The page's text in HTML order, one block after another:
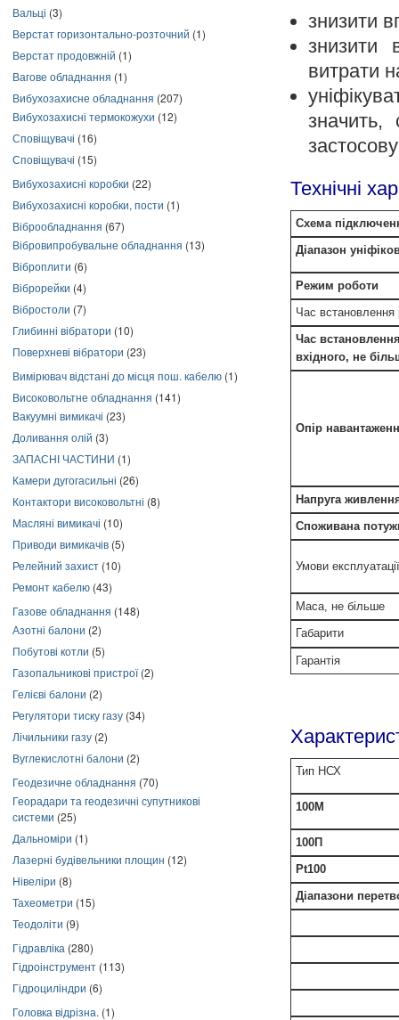
Вальці (3)
Верстат горизонтально-розточний (1)
Верстат продовжній (1)
Вагове обладнання (1)
Вибухозахисне обладнання (207)
Вибухозахисні термокожухи (12)
Сповіщувачі (16)
Сповіщувачі (15)
Вибухозахисні коробки (22)
Вибухозахисні коробки, пости (1)
Віброобладнання (67)
Вібровипробувальне обладнання (13)
Віброплити (6)
Віброрейки (4)
Вібростоли (7)
Глибинні вібратори (10)
Поверхневі вібратори (23)
Вимірювач відстані до місця пош. кабелю (1)
Високовольтне обладнання (141)
Вакуумні вимикачі (23)
Доливання олій (3)
ЗАПАСНІ ЧАСТИНИ (1)
Камери дугогасильні (26)
Контактори високовольтні (8)
Масляні вимикачі (10)
Приводи вимикачів (5)
Релейний захист (10)
Ремонт кабелю (43)
Газове обладнання (148)
Азотні балони (2)
Побутові котли (5)
Газопальникові пристрої(2)
Гелієві балони (2)
Регулятори тиску газу (34)
Лічильники газу (2)
Вуглекислотні балони (2)
Геодезичне обладнання (70)
Георадари та геодезичні супутникові
системи (25)
Дальноміри (1)
Лазерні будівельники площин (12)
Нівеліри (8)
Тахеометри (15)
Теодоліти (9)
Гідравліка (280)
Гідроінструмент (113)
Гідроциліндри (6)
Головка відрізна. (1)
знизити
знизити
витрати
значить,
Технічні
Схема
Діапазон
Режим роботи
Час
Час
вхідного, не
Опір
Напруга
Споживана
Умови експлуатації
Маса, не більше
Габарити
Гарантія
Тип НСХ
100М
100П
Pt100
Діапазони